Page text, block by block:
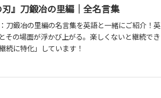
』刀鍛冶の里編｜全名言集
刀鍛冶の里編の名言集を英語と一緒にご紹介！英
その場面が浮かび上がる。楽しくないと継続でき
続に特化」しています！